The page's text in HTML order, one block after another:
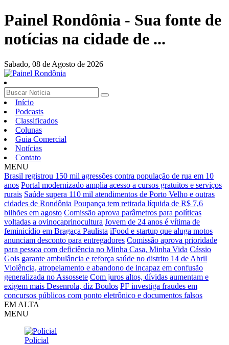
Painel Rondônia - Sua fonte de
notícias na cidade de ...
Sabado, 08 de Agosto de 2026
Início
Podcasts
Classificados
Colunas
Guia Comercial
Notícias
Contato
MENU
Brasil registrou 150 mil agressões contra população de rua em 10
anos Portal modernizado amplia acesso a cursos gratuitos e serviços
rurais Saúde supera 110 mil atendimentos de Porto Velho e outras
cidades de Rondônia Poupança tem retirada líquida de R$ 7,6
bilhões em agosto Comissão aprova parâmetros para políticas
voltadas a ovinocaprinocultura Jovem de 24 anos é vítima de
feminicídio em Bragaça Paulista iFood e startup que aluga motos
anunciam desconto para entregadores Comissão aprova prioridade
para pessoa com deficiência no Minha Casa, Minha Vida Cássio
Gois garante ambulância e reforça saúde no distrito 14 de Abril
Violência, atropelamento e abandono de incapaz em confusão
generalizada no Assossete Com juros altos, dívidas aumentam e
exigem mais Desenrola, diz Boulos PF investiga fraudes em
concursos públicos com ponto eletrônico e documentos falsos
EM ALTA
MENU
Policial